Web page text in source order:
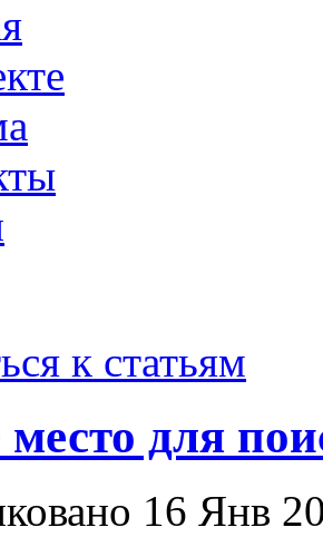
к статьям
для
16 Янв